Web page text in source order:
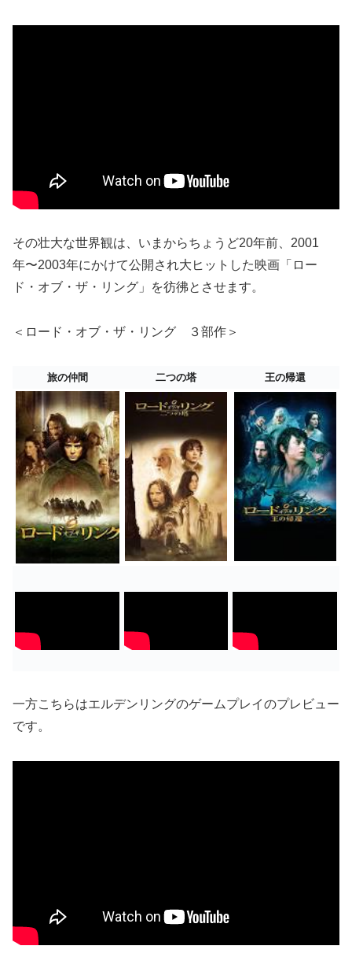
その壮大な世界観は、いまからちょうど20年前、2001
年〜2003年にかけて公開され大ヒットした映画「ロー
ド・オブ・ザ・リング」を彷彿とさせます。
＜ロード・オブ・ザ・リング ３部作＞
旅の仲間 二つの塔 王の帰還
一方こちらはエルデンリングのゲームプレイのプレビュー
です。